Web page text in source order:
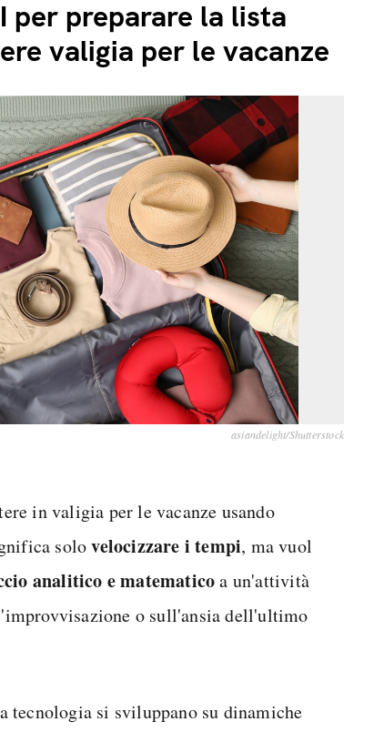
per preparare la lista
valigia per le vacanze
asiandelight/Shutterstock
in valigia per le vacanze usando
solovelocizzare i tempi, ma vuol
analitico e matematicoa un'attività
o sull'ansia dell'ultimo
tecnologia si sviluppano su dinamiche